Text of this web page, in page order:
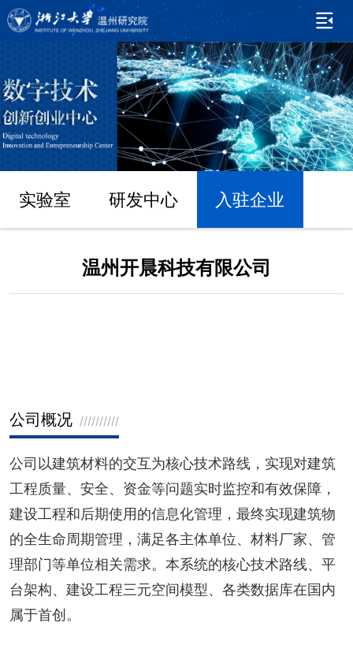
实验室 研发中心 入驻企业
温州开晨科技有限公司
公司概况 //////////
公司以建筑材料的交互为核心技术路线，实现对建筑
工程质量、安全、资金等问题实时监控和有效保障，
建设工程和后期使用的信息化管理，最终实现建筑物
的全生命周期管理，满足各主体单位、材料厂家、管
理部门等单位相关需求。本系统的核心技术路线、平
台架构、建设工程三元空间模型、各类数据库在国内
属于首创。